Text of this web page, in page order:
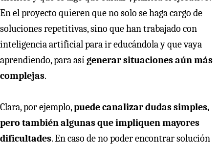
En el proyecto quieren que no solo se haga cargo de
soluciones repetitivas, sino que han trabajado con
inteligencia artificial para ir educándola y que vaya
aprendiendo, para así generar situaciones aún más
complejas.
Clara, por ejemplo,puede canalizar dudas simples,
pero también algunas que impliquen mayores
dificultades. En caso de no poder encontrar solución